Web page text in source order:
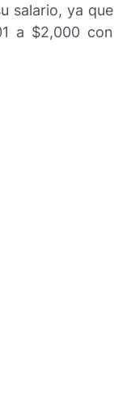
salario, ya que
a $2,000 con